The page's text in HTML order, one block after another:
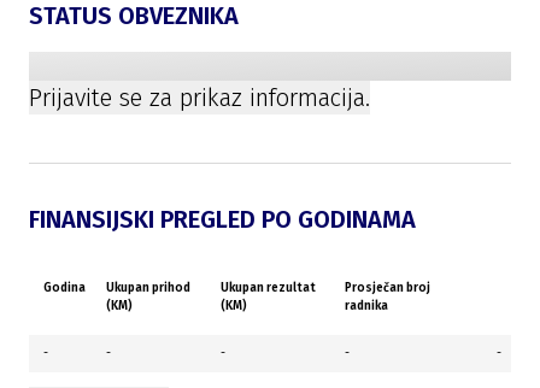
STATUS OBVEZNIKA
Prijavite se za prikaz informacija.
FINANSIJSKI PREGLED PO GODINAMA
Godina
Ukupan prihod
(KM)
Ukupan rezultat
(KM)
Prosječan broj
radnika
- - - - -